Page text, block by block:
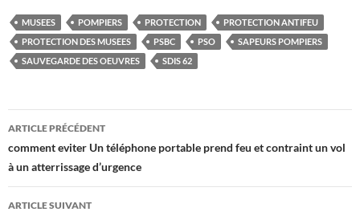
MUSEES POMPIERS PROTECTION
PROTECTION ANTIFEU
PROTECTION DES MUSEES
PSBC PSO
SAPEURS POMPIERS
SAUVEGARDE DES OEUVRES
SDIS 62
Navigation
des
articles
ARTICLE PRÉCÉDENT
comment eviter Un téléphone portable prend feu et contraint un vol
à un atterrissage d’urgence
ARTICLE SUIVANT